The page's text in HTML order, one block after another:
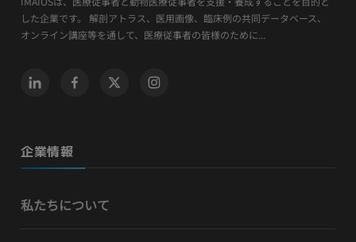
した企業です。 解剖アトラス、医用画像、臨床例の共同データベース、
オンライン講座等を通して、医療従事者の皆様のために...
企業情報
私たちについて